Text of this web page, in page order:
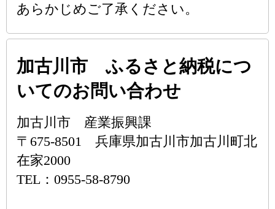
あらかじめご了承ください。
加古川市 ふるさと納税につ
いてのお問い合わせ
加古川市 産業振興課
〒675-8501 兵庫県加古川市加古川町北
在家2000
TEL：0955-58-8790